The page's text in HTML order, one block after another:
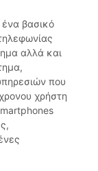
ένα βασικό
αλλά και
που
χρήστη